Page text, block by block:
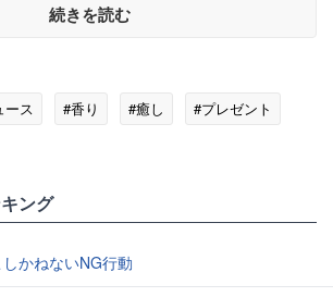
続きを読む
ース #香り #癒し
#プレゼント
ング
かねないNG行動